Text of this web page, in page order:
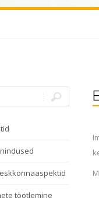
töötlemine